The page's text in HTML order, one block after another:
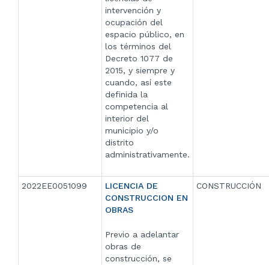
intervención y
ocupación del
espacio público, en
los términos del
Decreto 1077 de
2015, y siempre y
cuando, así este
definida la
competencia al
interior del
municipio y/o
distrito
administrativamente.
2022EE0051099
LICENCIA DE
CONSTRUCCION EN
OBRAS
Previo a adelantar
obras de
construcción, se
CONSTRUCCIÓN